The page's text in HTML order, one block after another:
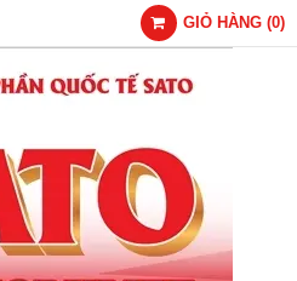
GIỎ HÀNG (0)